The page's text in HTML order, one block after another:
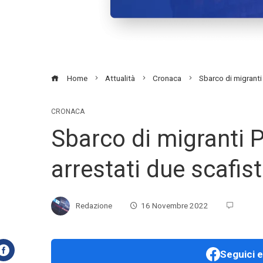
Home Attualità Cronaca Sbarco di
CRONACA
Sbarco di migranti
arrestati due
Redazione 16 Novembre 2022
Seguici